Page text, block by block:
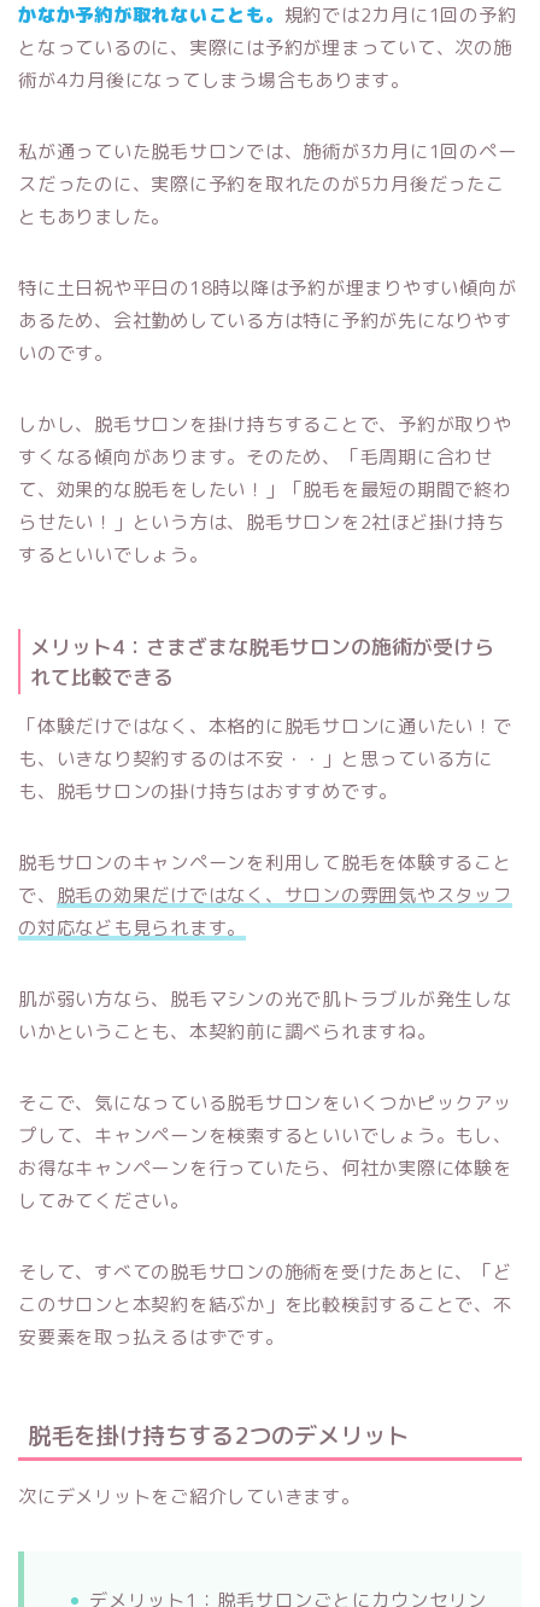
かなか予約が取れないことも。 規約では2カ月に1回の予約
となっているのに、実際には予約が埋まっていて、次の施
術が4カ月後になってしまう場合もあります。
私が通っていた脱毛サロンでは、施術が3カ月に1回のペー
スだったのに、実際に予約を取れたのが5カ月後だったこ
ともありました。
特に土日祝や平日の18時以降は予約が埋まりやすい傾向が
あるため、会社勤めしている方は特に予約が先になりやす
いのです。
しかし、脱毛サロンを掛け持ちすることで、予約が取りや
すくなる傾向があります。そのため、「毛周期に合わせ
て、効果的な脱毛をしたい！」「脱毛を最短の期間で終わ
らせたい！」という方は、脱毛サロンを2社ほど掛け持ち
するといいでしょう。
メリット4：さまざまな脱毛サロンの施術が受けら
れて比較できる
「体験だけではなく、本格的に脱毛サロンに通いたい！で
も、いきなり契約するのは不安・・」と思っている方に
も、脱毛サロンの掛け持ちはおすすめです。
脱毛サロンのキャンペーンを利用して脱毛を体験すること
で、 脱毛の効果だけではなく、サロンの雰囲気やスタッフ
の対応なども見られます。
肌が弱い方なら、脱毛マシンの光で肌トラブルが発生しな
いかということも、本契約前に調べられますね。
そこで、気になっている脱毛サロンをいくつかピックアッ
プして、キャンペーンを検索するといいでしょう。もし、
お得なキャンペーンを行っていたら、何社か実際に体験を
してみてください。
そして、すべての脱毛サロンの施術を受けたあとに、「ど
このサロンと本契約を結ぶか」を比較検討することで、不
安要素を取っ払えるはずです。
脱毛を掛け持ちする2つのデメリット
次にデメリットをご紹介していきます。
デメリット1：脱毛サロンごとにカウンセリン